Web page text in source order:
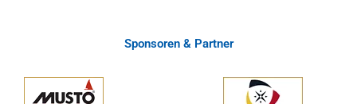
Sponsoren & Partner